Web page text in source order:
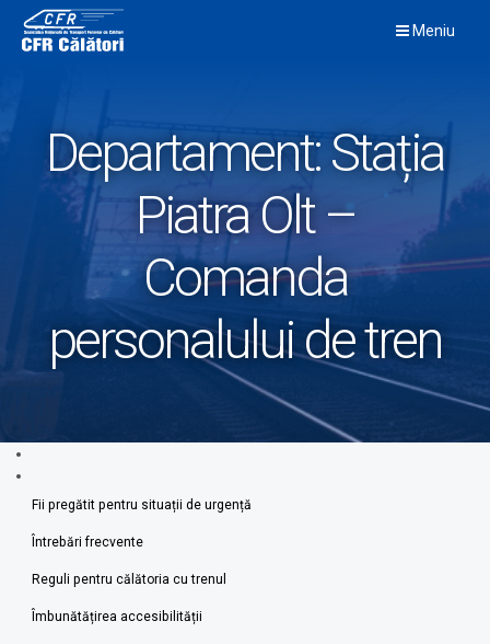
content
Meniu
Departament:Stația
Piatra Olt –
Comanda
personalului de tren
Fii pregătit pentru situații de urgență
Întrebări frecvente
Reguli pentru călătoria cu trenul
Îmbunătățirea accesibilității